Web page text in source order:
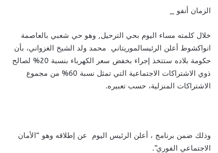
الزمان أنفو _
خلال كلمته مساء اليوم بحي الترحيل, وهو حي شعبي بالعاصمة
انواكشوط أعلن الرئيسالموريتاني محمد ولد الشيخ الغزواني، بأن
حكومة بلاده ستتخذ إجراء بخفض سعر الكهرباء بنسبة 20% لصالح
ذوي الاشتراكات الاجتماعية التي تمثل نسبة 60% من مجموع
الاشتراكات المنزلية، حسب تعبيره.
وذلك ضمن برنامج ، أعلن الرئيس اليوم عن إطلاقه وهو “الأمان
الاجتماعي الفوري”.